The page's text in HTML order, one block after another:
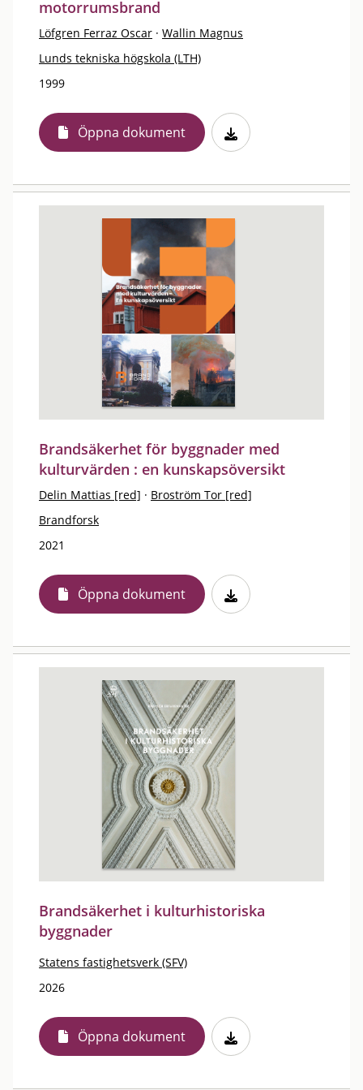
motorrumsbrand
Löfgren Ferraz Oscar · Wallin Magnus
Lunds tekniska högskola (LTH)
1999
Öppna dokument
Brandsäkerhet för byggnader med
kulturvärden : en kunskapsöversikt
Delin Mattias [red] · Broström Tor [red]
Brandforsk
2021
Öppna dokument
Brandsäkerhet i kulturhistoriska
byggnader
Statens fastighetsverk (SFV)
2026
Öppna dokument